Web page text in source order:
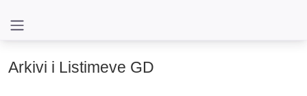
Arkivi i Listimeve GD